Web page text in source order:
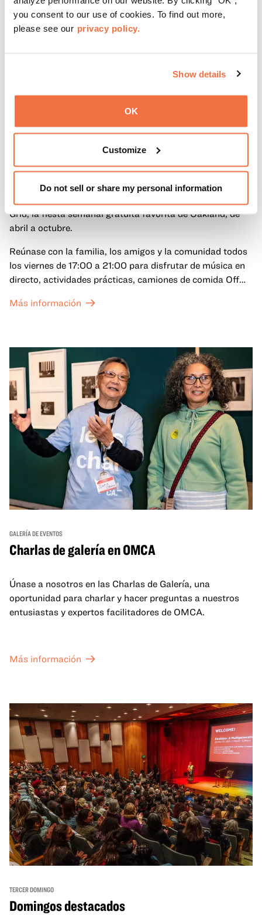
you consent to our use of cookies. To find out more,
please see our privacy policy.
Show details
OK
Customize
Do not sell or share my personal information
Viernes por la noche en OMCA con Off the Grid
Grid, la fiesta semanal gratuita favorita de Oakland, de
abril a octubre.
Reúnase con la familia, los amigos y la comunidad todos
los viernes de 17:00 a 21:00 para disfrutar de música en
directo, actividades prácticas, camiones de comida Off
exposiciones especiales, con una
Más información
GALERÍA DE EVENTOS
Charlas de galería en OMCA
Únase a nosotros en las Charlas de Galería, una
oportunidad para charlar y hacer preguntas a nuestros
entusiastas y expertos facilitadores de OMCA.
Más información
TERCER DOMINGO
Domingos destacados